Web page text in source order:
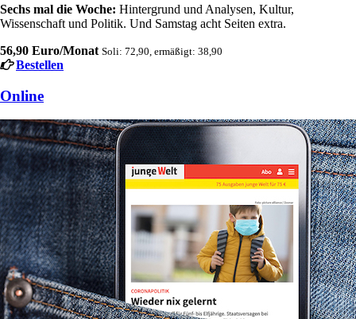
Sechs mal die Woche: Hintergrund und Analysen, Kultur,
Wissenschaft und Politik. Und Samstag acht Seiten extra.
56,90 Euro/Monat Soli: 72,90, ermäßigt: 38,90
Bestellen
Online